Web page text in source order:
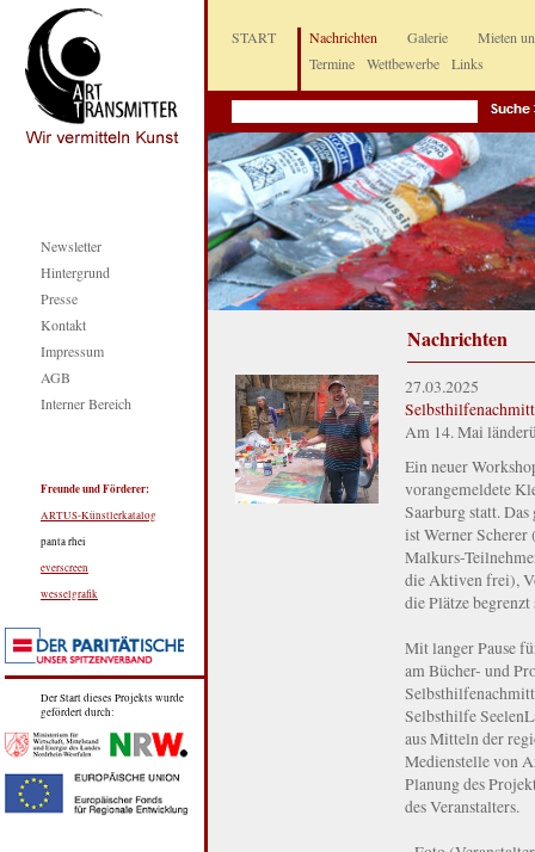
Newsletter
Hintergrund
Presse
Kontakt
Impressum
AGB
Interner Bereich
Freunde und Förderer:
ARTUS-Künstlerkatalog
panta rhei
everscreen
wesselgrafik
Der Start dieses Projekts wurde
gefördert durch:
START
Nachrichten
Termine
Wettbewerbe Links
Galerie Mieten
Nachrichten
27.03.2025
Am 14. Mai
Ein neuer
vorangemeldete
Saarburg statt.
ist Werner
Malkurs-
die Aktiven frei),
die Plätze
Mit langer Pause
am Bücher- und
Selbsthilfe
aus Mitteln der
Medienstelle von
Planung des
des Veranstalters.